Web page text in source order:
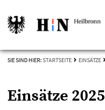
SIE SIND HIER: STARTSEITE EINSÄTZE
Einsätze 2025